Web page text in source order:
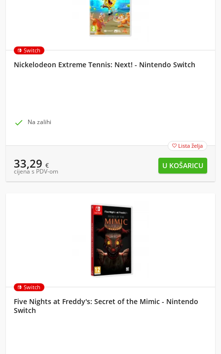
Switch
Nickelodeon Extreme Tennis: Next! - Nintendo Switch
 Na zalihi
 Lista želja
33,29 €
cijena s PDV-om
Switch
Five Nights at Freddy's: Secret of the Mimic - Nintendo
Switch